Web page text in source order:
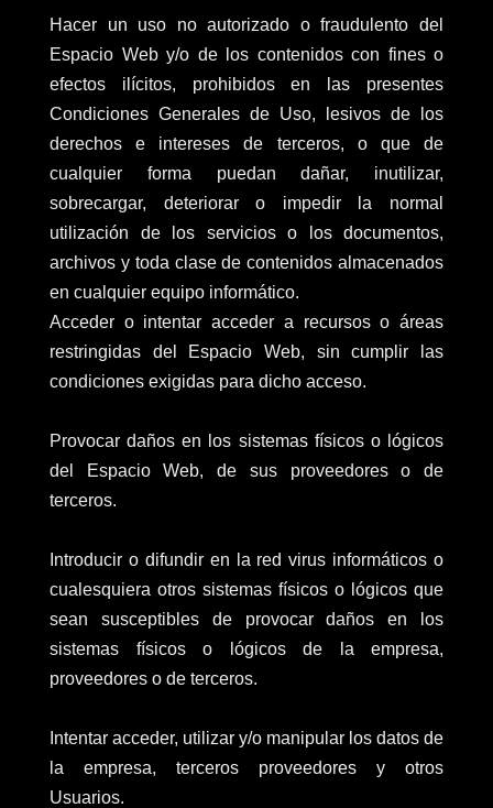
Hacer un uso no autorizado o fraudulento del
Espacio Web y/o de los contenidos con fines o
efectos ilícitos, prohibidos en las presentes
Condiciones Generales de Uso, lesivos de los
derechos e intereses de terceros, o que de
cualquier forma puedan dañar, inutilizar,
sobrecargar, deteriorar o impedir la normal
utilización de los servicios o los documentos,
archivos y toda clase de contenidos almacenados
en cualquier equipo informático.
Acceder o intentar acceder a recursos o áreas
restringidas del Espacio Web, sin cumplir las
condiciones exigidas para dicho acceso.
Provocar daños en los sistemas físicos o lógicos
del Espacio Web, de sus proveedores o de
terceros.
Introducir o difundir en la red virus informáticos o
cualesquiera otros sistemas físicos o lógicos que
sean susceptibles de provocar daños en los
sistemas físicos o lógicos de la empresa,
proveedores o de terceros.
Intentar acceder, utilizar y/o manipular los datos de
la empresa, terceros proveedores y otros
Usuarios.